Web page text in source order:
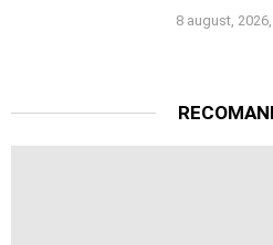
8 august,